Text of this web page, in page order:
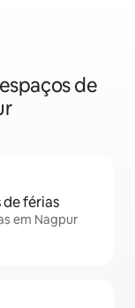
de
férias
em Nagpur